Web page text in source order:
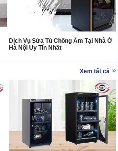
Dịch Vụ Sửa Tủ Chống Ẩm Tại Nhà Ở
Hà Nội Uy Tín Nhất
Xem tất cả